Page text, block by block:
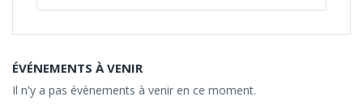
ÉVÉNEMENTS À VENIR
Il n'y a pas évènements à venir en ce moment.